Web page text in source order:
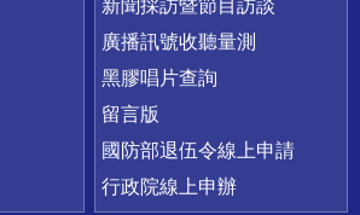
新聞採訪暨節目訪談
廣播訊號收聽量測
黑膠唱片查詢
留言版
國防部退伍令線上申請
行政院線上申辦